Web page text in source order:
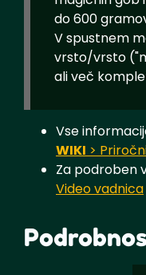
do 600
V spustnem
vrsto/vrsto
ali več
Vse
WIKI >
Za podroben
Video vadnica